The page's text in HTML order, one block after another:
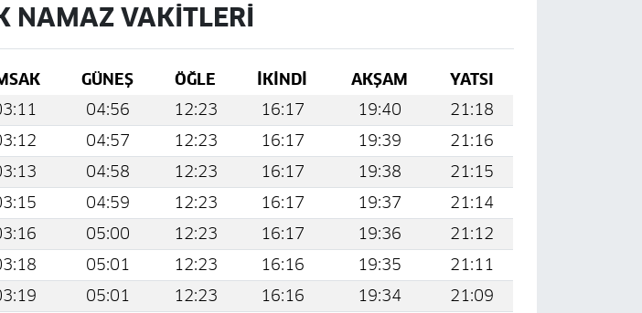
NAMAZ VAKITLERI
GÜNEŞ ÖĞLE İKINDI AKŞAM
YATSI
04:56 12:23 16:17 19:40
21:18
04:57 12:23 16:17 19:39
21:16
04:58 12:23 16:17 19:38
21:15
04:59 12:23 16:17 19:37
21:14
05:00 12:23 16:17 19:36
21:12
05:01 12:23 16:16 19:35
21:11
05:01 12:23 16:16 19:34
21:09